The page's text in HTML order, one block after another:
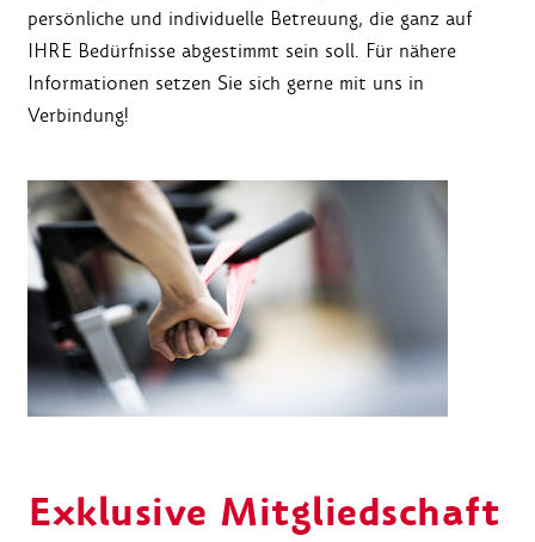
persönliche und individuelle Betreuung, die ganz auf
IHRE Bedürfnisse abgestimmt sein soll. Für nähere
Informationen setzen Sie sich gerne mit uns in
Verbindung!
Exklusive Mitgliedschaft